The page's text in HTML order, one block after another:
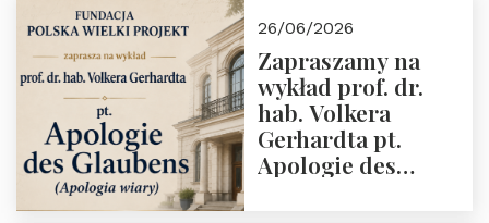
przez Fundację
Polska Wielki
Projekt
26/06/2026
Zapraszamy na
wykład prof. dr.
hab. Volkera
Gerhardta pt.
Apologie des